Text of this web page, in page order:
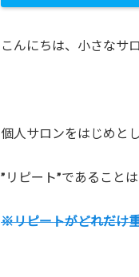
こんにちは、小さなサ
個人サロンをはじめと
”リピート”であること
※リピートがどれだけ